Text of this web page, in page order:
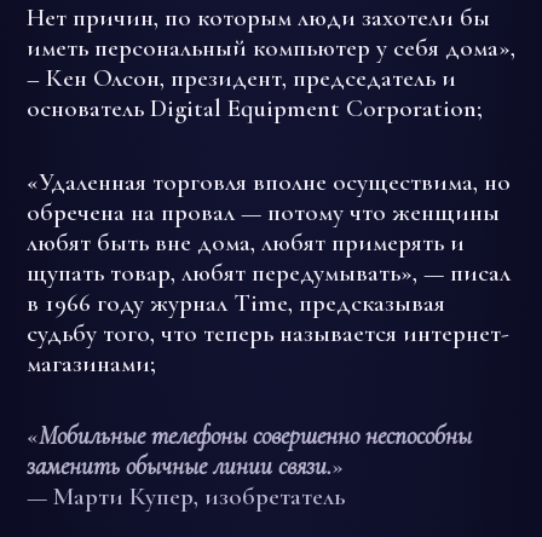
Нет причин, по которым люди захотели бы
иметь персональный компьютер у себя дома»,
– Кен Олсон, президент, председатель и
основатель Digital Equipment Corporation;
«Удаленная торговля вполне осуществима, но
обречена на провал — потому что женщины
любят быть вне дома, любят примерять и
щупать товар, любят передумывать», — писал
в 1966 году журнал Time, предсказывая
судьбу того, что теперь называется интернет-
магазинами;
«Мобильные телефоны совершенно неспособны
заменить обычные линии связи.»
— Марти Купер, изобретатель